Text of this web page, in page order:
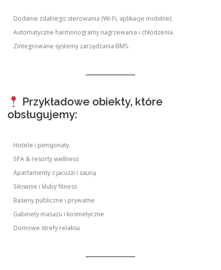
Dodanie zdalnego sterowania (Wi-Fi, aplikacje mobilne).
Automatyczne harmonogramy nagrzewania i chłodzenia.
Zintegrowane systemy zarządzania BMS.
Przykładowe obiekty, które
obsługujemy:
Hotele i pensjonaty
SPA & resorty wellness
Apartamenty z jacuzzi i sauną
Siłownie i kluby fitness
Baseny publiczne i prywatne
Gabinety masażu i kosmetyczne
Domowe strefy relaksu